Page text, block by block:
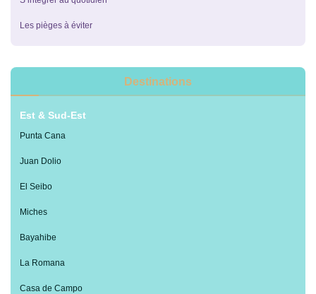
Les pièges à éviter
Destinations
Est & Sud-Est
Punta Cana
Juan Dolio
El Seibo
Miches
Bayahibe
La Romana
Casa de Campo